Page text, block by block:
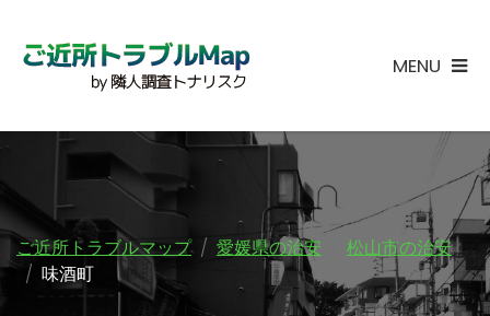
MENU
ご近所トラブルマップ 愛媛県の治安
松山市の治安
味酒町